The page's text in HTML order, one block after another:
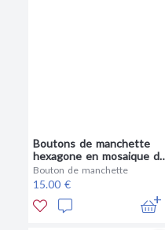
Boutons de manchette
hexagone en mosaique de
bois
Bouton de manchette
15.00 €